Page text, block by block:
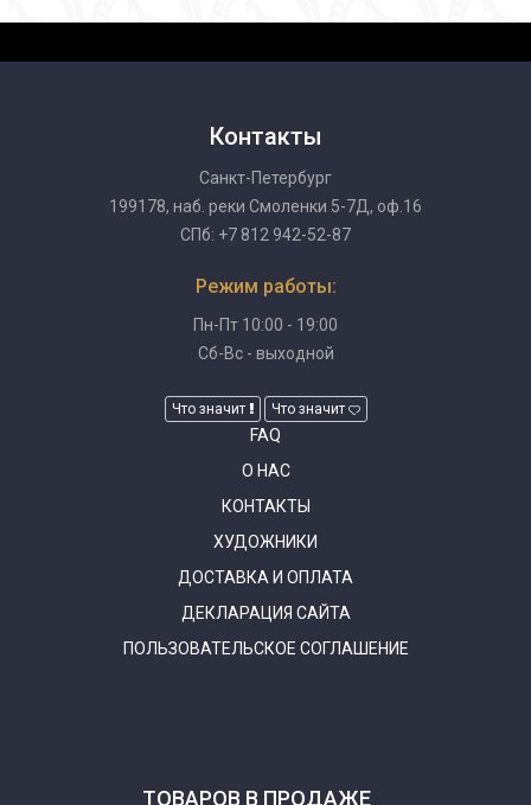
Контакты
Санкт-Петербург
199178, наб. реки Смоленки 5-7Д, оф.16
СПб: +7 812 942-52-87
Режим работы:
Пн-Пт 10:00 - 19:00
Сб-Вс - выходной
Что значит Что значит
FAQ
О НАС
КОНТАКТЫ
ХУДОЖНИКИ
ДОСТАВКА И ОПЛАТА
ДЕКЛАРАЦИЯ САЙТА
ПОЛЬЗОВАТЕЛЬСКОЕ СОГЛАШЕНИЕ
ТОВАРОВ В ПРОДАЖЕ